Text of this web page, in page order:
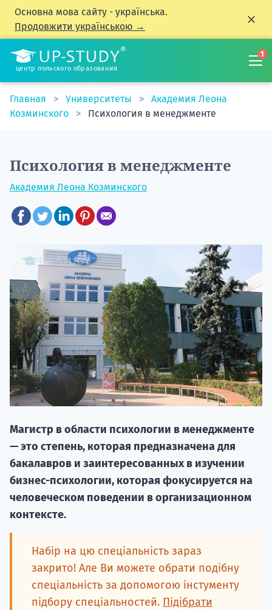
Основна мова сайту - українська.
Продовжити українською →
центр польского образования
1
Главная Университеты
Академия Леона
Козминского
Психология в менеджменте
Психология в менеджменте
Академия Леона Козминского
Магистр в области психологии в менеджменте
— это степень, которая предназначена для
бакалавров и заинтересованных в изучении
бизнес-психологии, которая фокусируется на
человеческом поведении в организационном
контексте.
Набір на цю спеціальність зараз
закрито! Але Ви можете обрати подібну
спеціальність за допомогою інстументу
підбору спеціальностей. Підібрати